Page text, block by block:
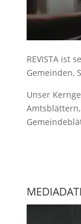
REVISTA ist
Gemeinden,
Unser